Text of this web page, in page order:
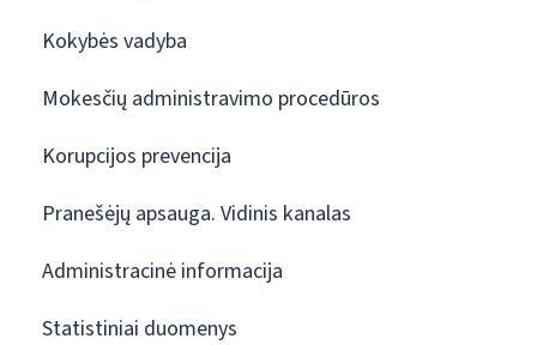
Kokybės vadyba
Mokesčių administravimo procedūros
Korupcijos prevencija
Pranešėjų apsauga. Vidinis kanalas
Administracinė informacija
Statistiniai duomenys